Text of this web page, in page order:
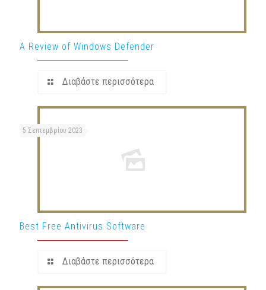
A Review of Windows Defender
Διαβάστε περισσότερα
5 Σεπτεμβρίου 2023
Best Free Antivirus Software
Διαβάστε περισσότερα